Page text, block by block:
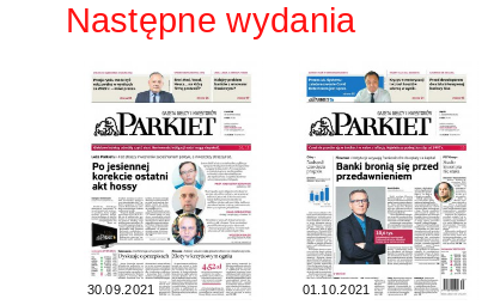
Następne wydania
30.09.2021 01.10.2021